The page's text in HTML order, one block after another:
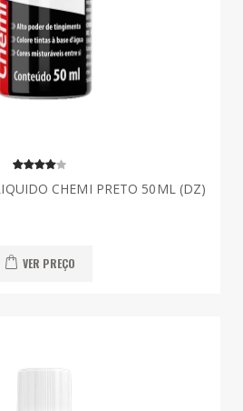
CHEMI PRETO 50ML (DZ)
VER PREÇO